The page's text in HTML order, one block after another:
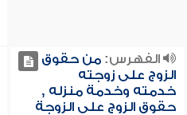
الفهرس:من حقوق
الزوج على زوجته
خدمته وخدمة منزله ,
حقوق الزوج على الزوجة